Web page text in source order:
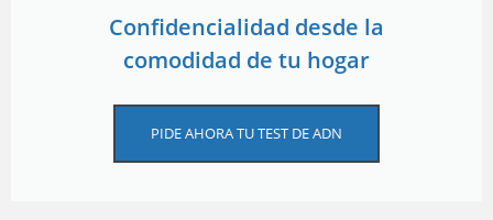
Confidencialidad desde la
comodidad de tu hogar
PIDE AHORA TU TEST DE ADN